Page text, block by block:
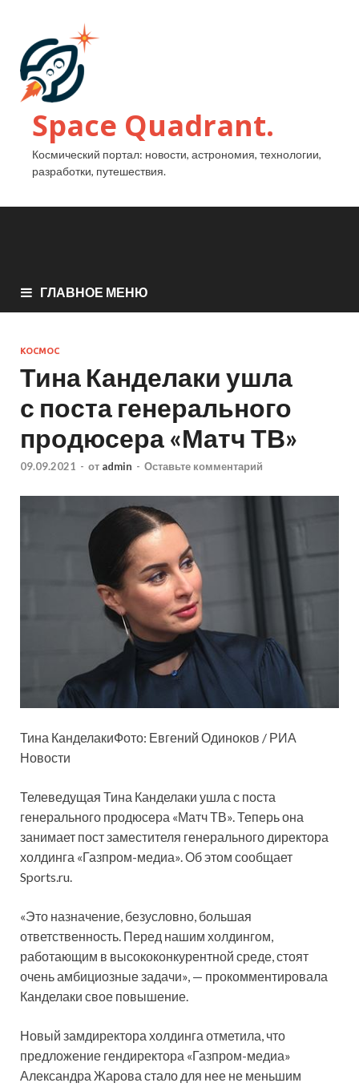
Space Quadrant.
Космический портал: новости, астрономия, технологии,
разработки, путешествия.
ГЛАВНОЕ МЕНЮ
КОСМОС
Тина Канделаки ушла
с поста генерального
продюсера «Матч ТВ»
09.09.2021 - от admin - Оставьте комментарий
Тина КанделакиФото: Евгений Одиноков / РИА
Новости
Телеведущая Тина Канделаки ушла с поста
генерального продюсера «Матч ТВ». Теперь она
занимает пост заместителя генерального директора
холдинга «Газпром-медиа». Об этом сообщает
Sports.ru.
«Это назначение, безусловно, большая
ответственность. Перед нашим холдингом,
работающим в высококонкурентной среде, стоят
очень амбициозные задачи», — прокомментировала
Канделаки свое повышение.
Новый замдиректора холдинга отметила, что
предложение гендиректора «Газпром-медиа»
Александра Жарова стало для нее не меньшим